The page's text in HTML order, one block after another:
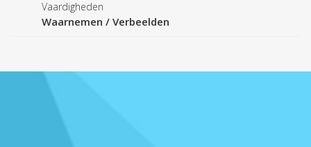
Vaardigheden
Waarnemen / Verbeelden